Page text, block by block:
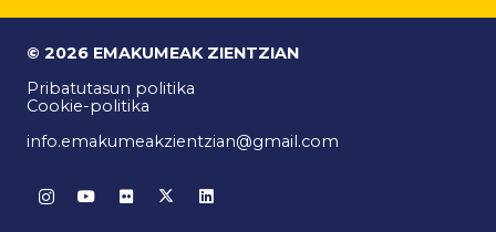
© 2026 EMAKUMEAK ZIENTZIAN
Pribatutasun politika
Cookie-politika
info.emakumeakzientzian@gmail.com